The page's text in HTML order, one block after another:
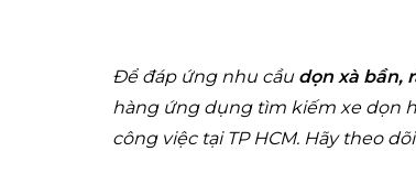
Để đáp ứng nhu cầu dọn xà bần,
hàng ứng dụng tìm kiếm xe dọn
công việc tại TP HCM. Hãy theo